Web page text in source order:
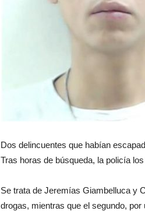
Dos delincuentes que habían
Tras horas de búsqueda, la policía
Se trata de Jeremías Giambelluca y
drogas, mientras que el segundo,